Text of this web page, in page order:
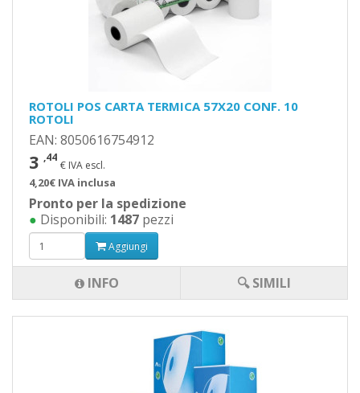
ROTOLI POS CARTA TERMICA 57X20 CONF. 10
ROTOLI
EAN: 8050616754912
3 ,44
€ IVA escl.
4,20€ IVA inclusa
Pronto per la spedizione
● Disponibili: 1487 pezzi
Aggiungi
INFO 🔍 SIMILI